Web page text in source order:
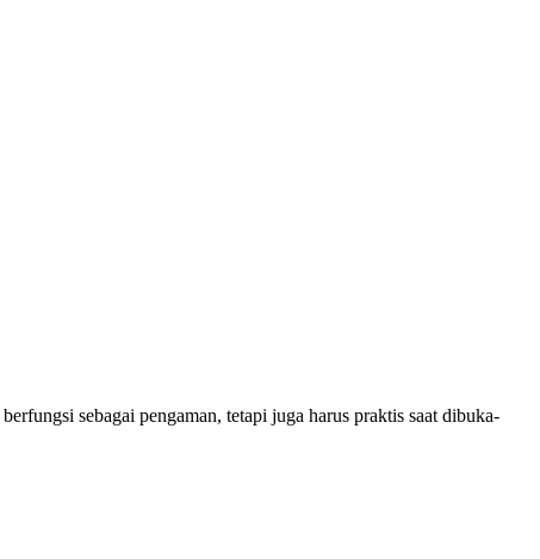
sebagai pengaman, tetapi juga harus praktis saat dibuka-